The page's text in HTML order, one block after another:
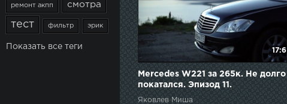
ремонт акпп смотра
тест фильтр эрик
Показать все теги
17:6
Mercedes W221 за 265к. Не долго
покатался. Эпизод 11.
Яковлев Миша